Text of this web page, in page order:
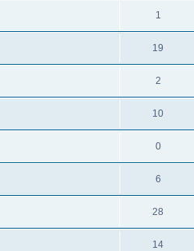
1
19
2
10
0
6
28
14